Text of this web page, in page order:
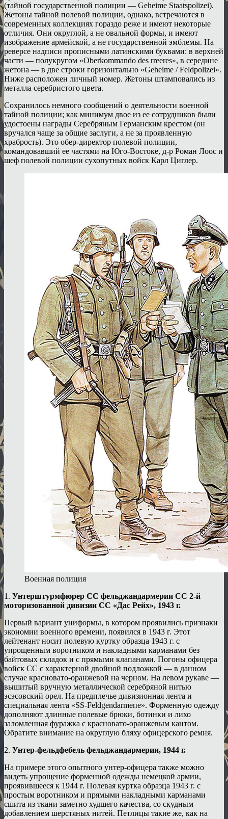
(тайной государственной полиции — Geheime Staatspolizei).
Жетоны тайной полевой полиции, однако, встречаются в
современных коллекциях гораздо реже и имеют некоторые
отличия. Они округлой, а не овальной формы, и имеют
изображение армейской, а не государственной эмблемы. На
реверсе надписи прописными латинскими буквами: в верхней
части — полукругом «Oberkommando des rreeres», в середине
жетона — в две строки горизонтально «Geheime / Feldpolizei».
Ниже расположен личный номер. Жетоны штамповались из
металла серебристого цвета.
Сохранилось немного сообщений о деятельности военной
тайной полиции; как минимум двое из ее сотрудников были
удостоены награды Серебряным Германским крестом (он
вручался чаще за общие заслуги, а не за проявленную
храбрость). Это обер-директор полевой полиции,
командовавший ее частями на Юго-Востоке, д-р Роман Лоос и
шеф полевой полиции сухопутных войск Карл Циглер.
Военная полиция
1. Унтерштурмфюрер СС фельджандармерии СС 2-й
моторизованной дивизии СС «Дас Рейх», 1943 г.
Первый вариант униформы, в котором проявились признаки
экономии военного времени, появился в 1943 г. Этот
лейтенант носит полевую куртку образца 1943 г. с
упрощенным воротником и накладными карманами без
байтовых складок и с прямыми клапанами. Погоны офицера
войск СС с характерной двойной подложкой — в данном
случае красновато-оранжевой на черном. На левом рукаве —
вышитый вручную металлической серебряной нитью
эсэсовский орел. На предплечье дивизионная лента и
специальная лента «SS-Feldgendarmeпе». Форменную одежду
дополняют длинные полевые брюки, ботинки и лихо
заломленная фуражка с красновато-оранжевым кантом.
Обратите внимание на округлую бляху офицерского ремня.
2. Унтер-фельдфебель фельджандармерии, 1944 г.
На примере этого опытного унтер-офицера также можно
видеть упрощение форменной одежды немецкой армии,
проявившееся к 1944 г. Полевая куртка образца 1943 г. с
простым воротником и прямыми накладными карманами
сшита из ткани заметно худшего качества, со скудным
добавлением шерстяных нитей. Петлицы такие же, как на